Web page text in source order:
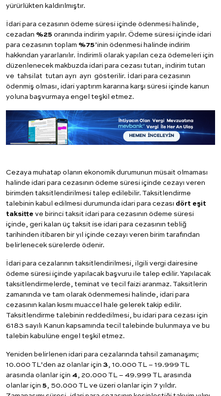
yürürlükten kaldırılmıştır.
İdari para cezasının ödeme süresi içinde ödenmesi halinde,
cezadan %25 oranında indirim yapılır. Ödeme süresi içinde idari
para cezasının toplam %75’inin ödenmesi halinde indirim
hakkından yararlanılır. İndirimli olarak yapılan ceza ödemeleri için
düzenlenecek makbuzda idari para cezası tutarı, indirim tutarı
ve tahsilat tutarı ayrı ayrı gösterilir. İdari para cezasının
ödenmiş olması, idari yaptırım kararına karşı süresi içinde kanun
yoluna başvurmaya engel teşkil etmez.
Cezaya muhatap olanın ekonomik durumunun müsait olmaması
halinde idari para cezasının ödeme süresi içinde cezayı veren
birimden taksitlendirilmesi talep edilebilir. Taksitlendirme
talebinin kabul edilmesi durumunda idari para cezası dört eşit
taksitte ve birinci taksit idari para cezasının ödeme süresi
içinde, geri kalan üç taksit ise idari para cezasının tebliğ
tarihinden itibaren bir yıl içinde cezayı veren birim tarafından
belirlenecek sürelerde ödenir.
İdari para cezalarının taksitlendirilmesi, ilgili vergi dairesine
ödeme süresi içinde yapılacak başvuru ile talep edilir. Yapılacak
taksitlendirmelerde, teminat ve tecil faizi aranmaz. Taksitlerin
zamanında ve tam olarak ödenmemesi halinde, idari para
cezasının kalan kısmı muaccel hale gelerek takip edilir.
Taksitlendirme talebinin reddedilmesi, bu idari para cezası için
6183 sayılı Kanun kapsamında tecil talebinde bulunmaya ve bu
talebin kabulüne engel teşkil etmez.
Yeniden belirlenen idari para cezalarında tahsil zamanaşımı;
10.000 TL’den az olanlar için 3 , 10.000 TL – 19.999 TL
arasında olanlar için 4 , 20.000 TL – 49.999 TL arasında
olanlar için 5 , 50.000 TL ve üzeri olanlar için 7 yıldır.